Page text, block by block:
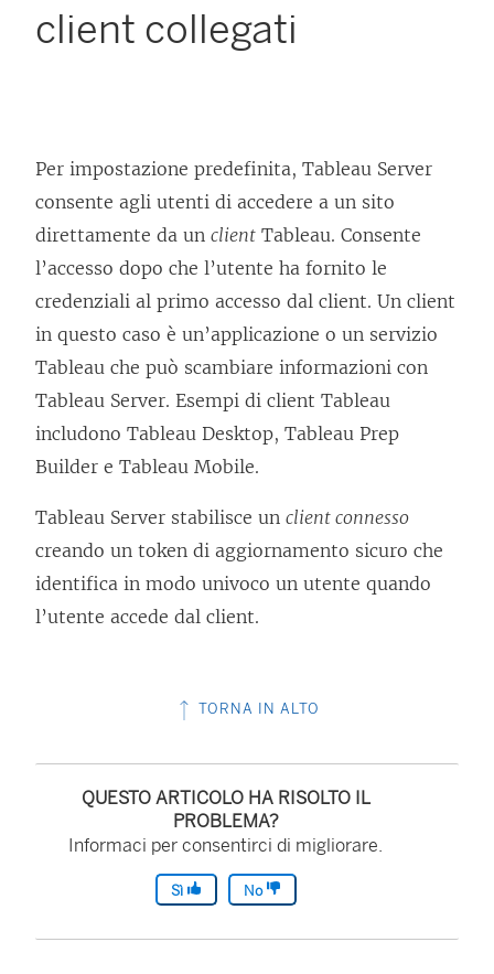
client collegati
Per impostazione predefinita, Tableau Server
consente agli utenti di accedere a un sito
direttamente da un client Tableau. Consente
l’accesso dopo che l’utente ha fornito le
credenziali al primo accesso dal client. Un client
in questo caso è un’applicazione o un servizio
Tableau che può scambiare informazioni con
Tableau Server. Esempi di client Tableau
includono Tableau Desktop, Tableau Prep
Builder e Tableau Mobile.
Tableau Server stabilisce un client connesso
creando un token di aggiornamento sicuro che
identifica in modo univoco un utente quando
l’utente accede dal client.
TORNA IN ALTO
QUESTO ARTICOLO HA RISOLTO IL
PROBLEMA?
Informaci per consentirci di migliorare.
Sì No